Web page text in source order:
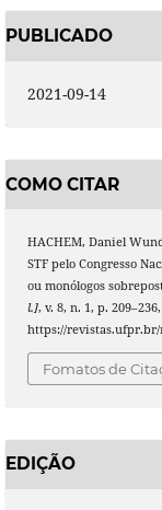
PUBLICADO
2021-09-14
COMO CITAR
HACHEM, Daniel
STF pelo Congresso
ou monólogos
l.], v. 8, n. 1, p.
https://revistas.ufpr.br/
Fomatos de
EDIÇÃO